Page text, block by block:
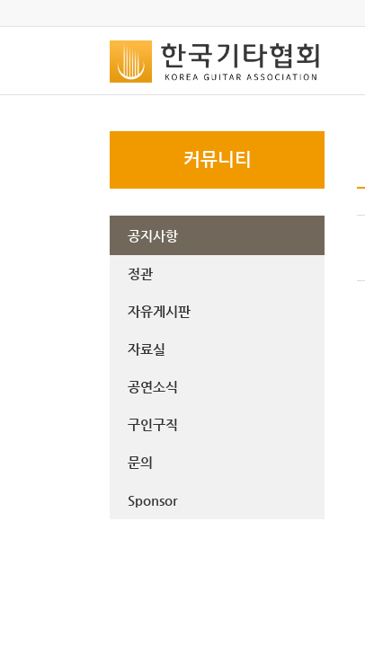
커뮤니티
공지사항
정관
자유게시판
자료실
공연소식
구인구직
문의
Sponsor